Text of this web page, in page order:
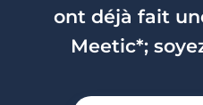
ont déjà fait
Meetic*;